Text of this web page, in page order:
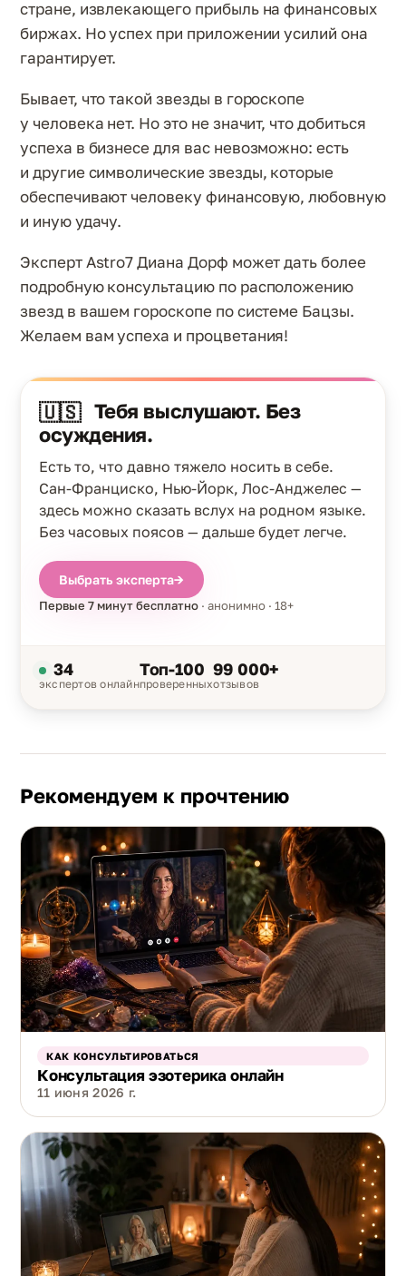
стране, извлекающего прибыль на финансовых
биржах. Но успех при приложении усилий она
гарантирует.
Бывает, что такой звезды в гороскопе
у человека нет. Но это не значит, что добиться
успеха в бизнесе для вас невозможно: есть
и другие символические звезды, которые
обеспечивают человеку финансовую, любовную
и иную удачу.
Эксперт Astro7 Диана Дорф может дать более
подробную консультацию по расположению
звезд в вашем гороскопе по системе Бацзы.
Желаем вам успеха и процветания!
🇺🇸 Тебя выслушают. Без
осуждения.
Есть то, что давно тяжело носить в себе.
Сан-Франциско, Нью-Йорк, Лос-Анджелес —
здесь можно сказать вслух на родном языке.
Без часовых поясов — дальше будет легче.
Выбрать эксперта→
Первые 7 минут бесплатно · анонимно · 18+
34
экспертов онлайн
Топ-100
проверенных
99 000+
отзывов
Рекомендуем к прочтению
КАК КОНСУЛЬТИРОВАТЬСЯ
Консультация эзотерика онлайн
11 июня 2026 г.